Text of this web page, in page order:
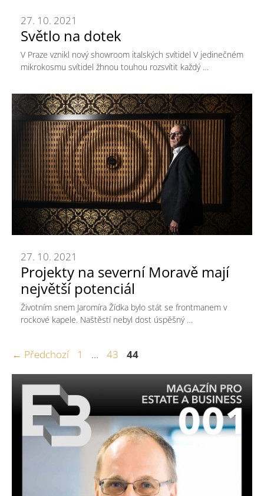
Světlo na dotek
27. 10. 2021
V Praze vznikl nový showroom italských svítidel V jedinečném
mikrokosmu svítidel žhnou touhou rozsvítit každý …
Projekty na severní Moravě mají
největší potenciál
27. 10. 2021
Životním snem Jaromíra Žídka bylo stát se frontmanem v
rockové kapele. Naštěstí nebyl dost úspěšný …
← Předchozí Stránka
1 … Stránka
43 Stránka
44